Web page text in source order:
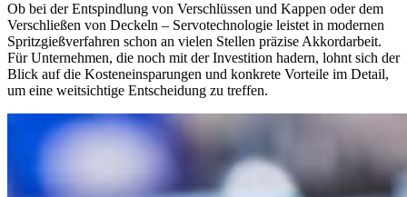
Ob bei der Entspindlung von Verschlüssen und Kappen oder dem
Verschließen von Deckeln – Servotechnologie leistet in modernen
Spritzgieß­verfahren schon an vielen Stellen präzise Akkordarbeit.
Für Unternehmen, die noch mit der Investition hadern, lohnt sich der
Blick auf die Kosten­einsparungen und konkrete Vorteile im Detail,
um eine weitsichtige Entscheidung zu treffen.